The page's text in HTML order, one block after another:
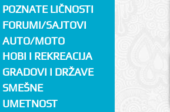
POZNATE LIČNOSTI
FORUMI/SAJTOVI
AUTO/MOTO
HOBI I REKREACIJA
GRADOVI I DRŽAVE
SMEŠNE
UMETNOST